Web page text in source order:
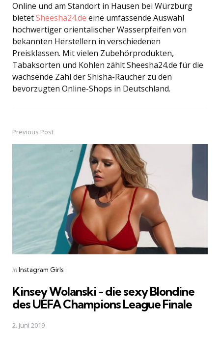
Online und am Standort in Hausen bei Würzburg
bietetSheesha24.de eine umfassende Auswahl
hochwertiger orientalischer Wasserpfeifen von
bekannten Herstellern in verschiedenen
Preisklassen. Mit vielen Zubehörprodukten,
Tabaksorten und Kohlen zählt Sheesha24.de für die
wachsende Zahl der Shisha-Raucher zu den
bevorzugten Online-Shops in Deutschland.
PostPrevious Post
Posted
inInstagram Girls
Kinsey Wolanski - die sexy Blondine
des UEFA Champions League Finale
2. Juni 2019